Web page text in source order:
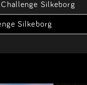
Silkeborg
Silkeborg